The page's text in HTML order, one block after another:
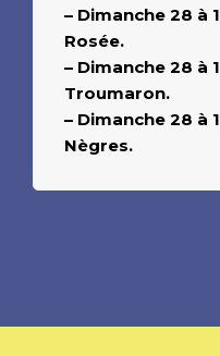
– Dimanche 28 à
Rosée.
– Dimanche 28 à
Troumaron.
– Dimanche 28 à
Nègres.